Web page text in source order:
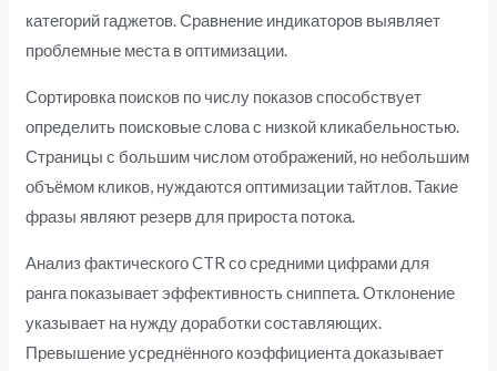
категорий гаджетов. Сравнение индикаторов выявляет
проблемные места в оптимизации.
Сортировка поисков по числу показов способствует
определить поисковые слова с низкой кликабельностью.
Страницы с большим числом отображений, но небольшим
объёмом кликов, нуждаются оптимизации тайтлов. Такие
фразы являют резерв для прироста потока.
Анализ фактического CTR со средними цифрами для
ранга показывает эффективность сниппета. Отклонение
указывает на нужду доработки составляющих.
Превышение усреднённого коэффициента доказывает